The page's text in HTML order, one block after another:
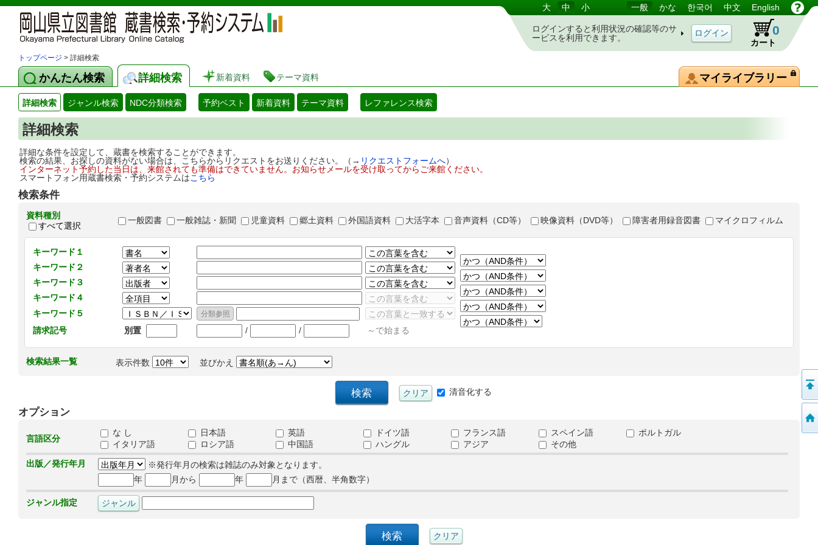
岡山県立図書館 蔵書検索・予約システム 大 中 小 一般 かな 한국어 中文 English
ログインすると利用状況の確認等のサ
ービスを利用できます。
カート
0
トップページ > 詳細検索
かんたん検索 詳細検索 新着資料 テーマ資料 マイライブラリー
詳細検索 ジャンル検索 NDC分類検索 予約ベスト 新着資料 テーマ資料 レファレンス検索
詳細検索
詳細な条件を設定して、蔵書を検索することができます。
検索の結果、お探しの資料がない場合は、こちらからリクエストをお送りください。（→ リクエストフォームへ）
インターネット予約した当日は、来館されても準備はできていません。お知らせメールを受け取ってからご来館ください。
スマートフォン用蔵書検索・予約システムはこちら
検索条件
資料種別
すべて選択
一般図書 一般雑誌・新聞 児童資料 郷土資料 外国語資料 大活字本 音声資料（CD等） 映像資料（DVD等） 障害者用録音図書 マイクロフィルム
キーワード１
キーワード２
キーワード３
キーワード４
キーワード５
請求記号
別置 / / ～で始まる
検索結果一覧 表示件数 並びかえ
清音化する
オプション
言語区分
な し 日本語 英語 ドイツ語 フランス語 スペイン語
ポルトガル
イタリア語
ロシア語 中国語 ハングル アジア
その他
出版／発行年月
※発行年月の検索は雑誌のみ対象となります。
年
月から 年 月まで（西暦、半角数字）
ジャンル指定